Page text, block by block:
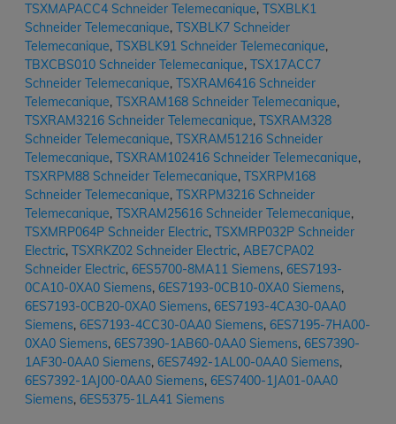
TSXMAPACC4 Schneider Telemecanique, TSXBLK1
Schneider Telemecanique, TSXBLK7 Schneider
Telemecanique, TSXBLK91 Schneider Telemecanique,
TBXCBS010 Schneider Telemecanique, TSX17ACC7
Schneider Telemecanique, TSXRAM6416 Schneider
Telemecanique, TSXRAM168 Schneider Telemecanique,
TSXRAM3216 Schneider Telemecanique, TSXRAM328
Schneider Telemecanique, TSXRAM51216 Schneider
Telemecanique, TSXRAM102416 Schneider Telemecanique,
TSXRPM88 Schneider Telemecanique, TSXRPM168
Schneider Telemecanique, TSXRPM3216 Schneider
Telemecanique, TSXRAM25616 Schneider Telemecanique,
TSXMRP064P Schneider Electric, TSXMRP032P Schneider
Electric, TSXRKZ02 Schneider Electric, ABE7CPA02
Schneider Electric, 6ES5700-8MA11 Siemens, 6ES7193-
0CA10-0XA0 Siemens, 6ES7193-0CB10-0XA0 Siemens,
6ES7193-0CB20-0XA0 Siemens, 6ES7193-4CA30-0AA0
Siemens, 6ES7193-4CC30-0AA0 Siemens, 6ES7195-7HA00-
0XA0 Siemens, 6ES7390-1AB60-0AA0 Siemens, 6ES7390-
1AF30-0AA0 Siemens, 6ES7492-1AL00-0AA0 Siemens,
6ES7392-1AJ00-0AA0 Siemens, 6ES7400-1JA01-0AA0
Siemens, 6ES5375-1LA41 Siemens